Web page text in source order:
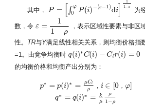
其中， P = ∫ φ
0 P(i) −(ε−1)di]
1
1−ε
P= [∫0 P(i −(ε−1 di] 1−ε 为
数，令ε =
1
1 − ρ
ε=11 −ρ ，表示区域性要素与非区
性。 TR与Y满足线性相关关系，则均衡价格指
=1。由竞争均衡时q(i)∗C(i) − Clr(i) = 0
q(i)∗C(i)−Clr( i)=0
的均衡价格和均衡产出分别为：
p∗ = p(i)∗ = μCl
ρ ， i ∈ [0， φ]
p∗ =p (i)∗=μ Clρ ，i∈ [0，φ
q∗ = q(i)∗ =
k
μ
ρ
1−ρ
q∗ =q (i)∗=k μρ 1− ρ